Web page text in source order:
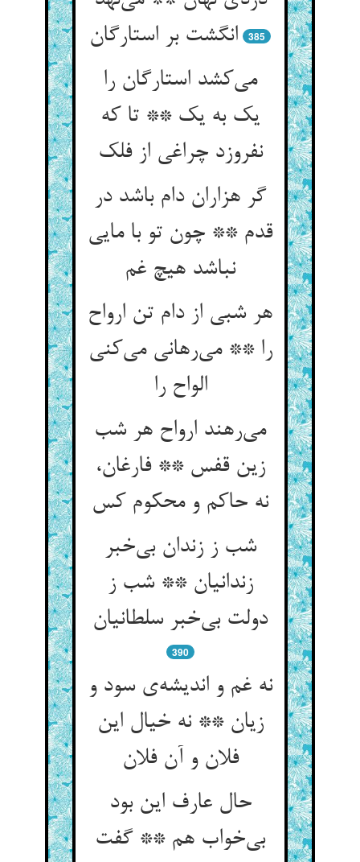
385
می‌‌کشد استارگان را
یک به یک ** تا که
نفروزد چراغی از فلک‌‌
گر هزاران دام باشد در
قدم ** چون تو با مایی
هر شبی از دام تن ارواح
را ** می‌‌رهانی می‌‌کنی
الواح را
می‌‌رهند ارواح هر شب
زین قفس ** فارغان،
شب ز زندان بی‌‌خبر
زندانیان ** شب ز
390
نه غم و اندیشه‌‌ی سود و
زیان ** نه خیال این
فلان و آن فلان‌‌
حال عارف این بود
بی‌‌خواب هم ** گفت